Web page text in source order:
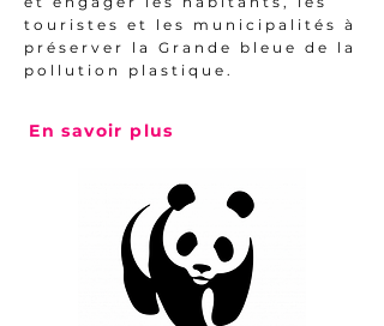
touristes et les municipalités à
préserver la Grande bleue de la
pollution plastique.
En savoir plus